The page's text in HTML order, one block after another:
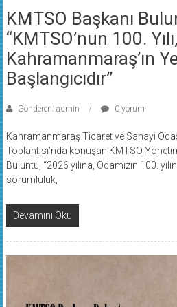
KMTSO Başkanı
“KMTSO’nun 100. Yılı,
Kahramanmaraş’ın
Başlangıcıdır”
Toplantısı’nda konuşan KMTSO
Buluntu, “2026 yılına, Odamızın 100.
sorumluluk,
Devamını Oku